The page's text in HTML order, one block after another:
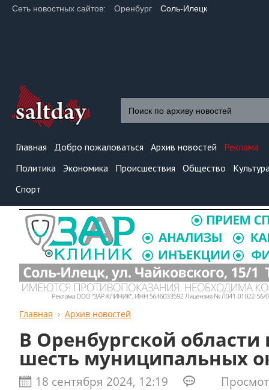
Сеть новостных сайтов: Оренбург Соль-Илецк
Главная Добро пожаловаться Архив новостей
Реклама
Политика Экономика Происшествия Общество
Спорт
Главная Архив новостей
В Оренбургской области
шесть муниципальных
18 сентября 2024, 12:19